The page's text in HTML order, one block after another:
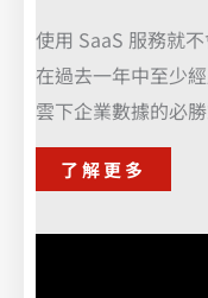
使用 SaaS 服務就
在過去一年中至少
雲下企業數據的必勝
了解更多